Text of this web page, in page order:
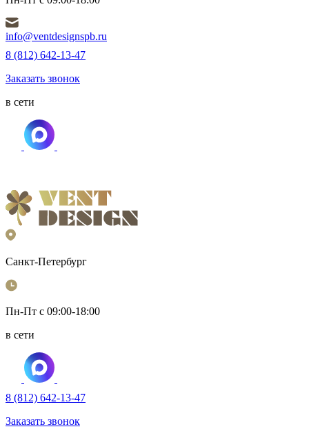
info@ventdesignspb.ru
8 (812) 642-13-47
Заказать звонок
в сети
Санкт-Петербург
Пн-Пт с 09:00-18:00
в сети
8 (812) 642-13-47
Заказать звонок